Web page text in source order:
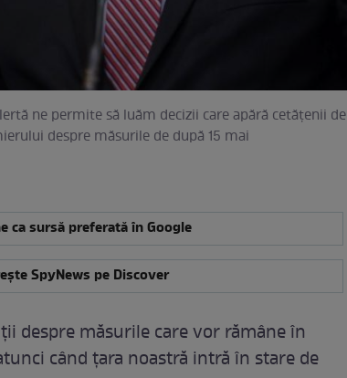
ne permite să luăm decizii care apără cetățenii de
despre măsurile de după 15 mai
ca sursă preferată în Google
SpyNews pe Discover
despre măsurile care vor rămâne în
când țara noastră intră în stare de